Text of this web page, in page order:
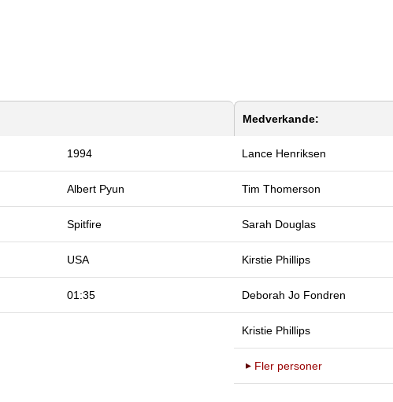
1994
Albert Pyun
Spitfire
USA
01:35
Medverkande:
Lance Henriksen
Tim Thomerson
Sarah Douglas
Kirstie Phillips
Deborah Jo Fondren
Kristie Phillips
Fler personer